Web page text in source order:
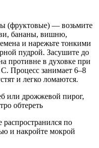
(фруктовые) — возьмите
бананы, вишню,
и нарежьте тонкими
пудрой. Засушите до
противне в духовке при
Процесс занимает 6–8
и легко ломаются.
или дрожжевой пирог,
обтереть
по
и накройте мокрой